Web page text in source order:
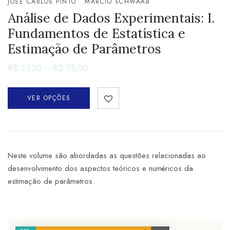
Análise de Dados Experimentais: I.
Fundamentos de Estatística e
Estimação de Parâmetros
R$ 37,50 – R$ 75,00
VER OPÇÕES
Neste volume são abordadas as questões relacionadas ao
desenvolvimento dos aspectos teóricos e numéricos da
estimação de parâmetros.